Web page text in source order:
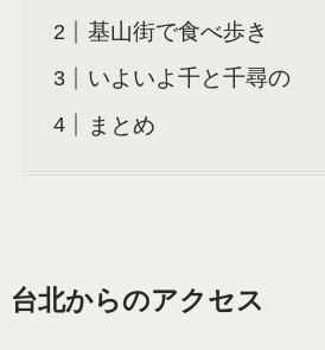
基山街で食べ歩き
いよいよ千と千尋の
まとめ
台北からのアクセス